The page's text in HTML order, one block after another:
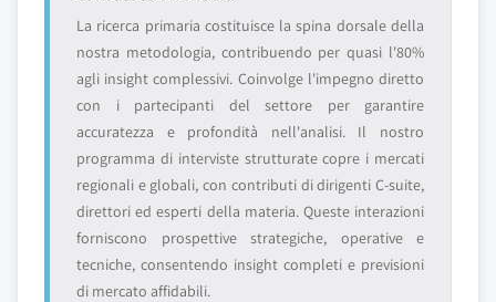
La ricerca primaria costituisce la spina dorsale della
nostra metodologia, contribuendo per quasi l'80%
agli insight complessivi. Coinvolge l'impegno diretto
con i partecipanti del settore per garantire
accuratezza e profondità nell'analisi. Il nostro
programma di interviste strutturate copre i mercati
regionali e globali, con contributi di dirigenti C-suite,
direttori ed esperti della materia. Queste interazioni
forniscono prospettive strategiche, operative e
tecniche, consentendo insight completi e previsioni
di mercato affidabili.